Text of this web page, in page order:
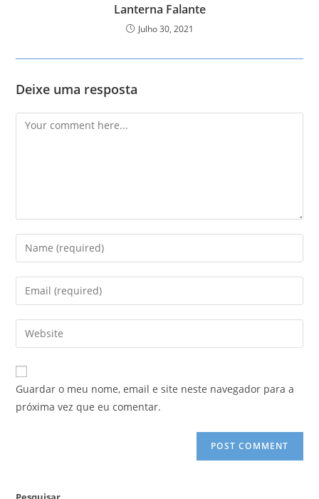
Lanterna Falante
Julho 30, 2021
Deixe uma resposta
Comment
Enter
your
name
comment
Enter
your
email
address
comment
Enter
your
website
URL
Guardar o meu nome, email e site neste navegador para a
próxima vez que eu comentar.